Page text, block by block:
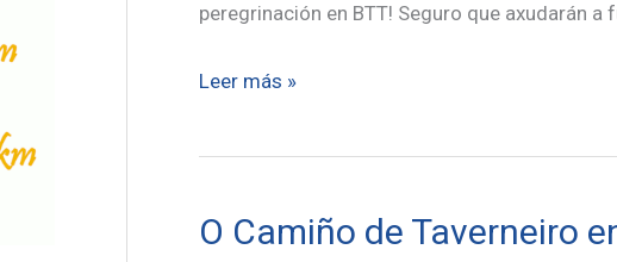
Camiño
Taverneiro
peregrinación en BTT! Seguro que axudarán
Vídeos
Camiño
BTT
Leer más »
O Camiño de Taverneiro